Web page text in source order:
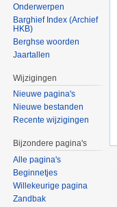
Onderwerpen
Barghief Index (Archief
HKB)
Berghse woorden
Jaartallen
Wijzigingen
Nieuwe pagina's
Nieuwe bestanden
Recente wijzigingen
Bijzondere pagina's
Alle pagina's
Beginnetjes
Willekeurige pagina
Zandbak